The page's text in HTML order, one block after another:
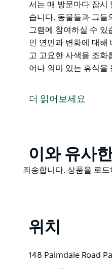
서는 매 방문마다 잠시
습니다. 동물들과 그들
그램에 참여하실 수 있
인 연민과 변화에 대해
고 고요한 사색을 조화
어나 의미 있는 휴식을
들을 위한 평화로운 보
참여하실 수 있습니다.
과 변화에 대해 배우게
고요하고 편안한 경험
더 읽어보세요
Product
List
이와 유사
Product
죄송합니다. 상품을 로
위치
148 Palmdale Road